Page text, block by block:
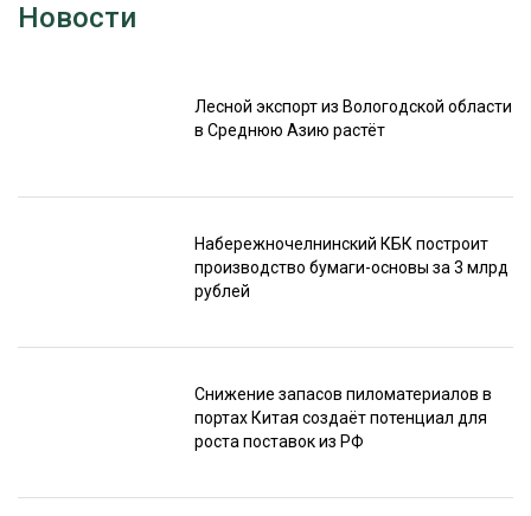
Новости
Лесной экспорт из Вологодской области
в Среднюю Азию растёт
Набережночелнинский КБК построит
производство бумаги-основы за 3 млрд
рублей
Снижение запасов пиломатериалов в
портах Китая создаёт потенциал для
роста поставок из РФ